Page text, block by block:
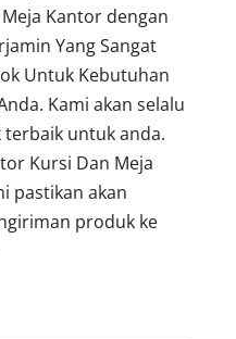
Kantor dengan
Yang Sangat
Untuk Kebutuhan
Kami akan selalu
untuk anda.
Kursi Dan Meja
pastikan akan
produk ke